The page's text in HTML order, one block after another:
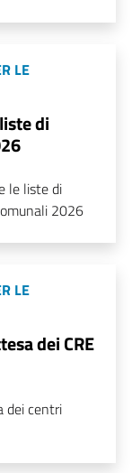
LE
di
le liste di
2026
LE
dei CRE
dei centri